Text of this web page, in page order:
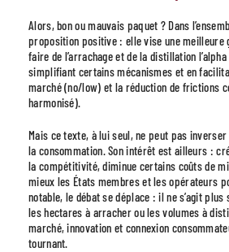
Alors, bon ou mauvais paquet ? Dans
proposition positive : elle vise une meilleure
faire de l’arrachage et de la distillation l’alpha
simplifiant certains mécanismes et en
marché (no/low) et la réduction de frictions
harmonisé).
Mais ce texte, à lui seul, ne peut pas
la consommation. Son intérêt est ailleurs :
la compétitivité, diminue certains coûts de
mieux les États membres et les opérateurs
notable, le débat se déplace : il ne s’agit
les hectares à arracher ou les volumes à
marché, innovation et connexion
tournant.